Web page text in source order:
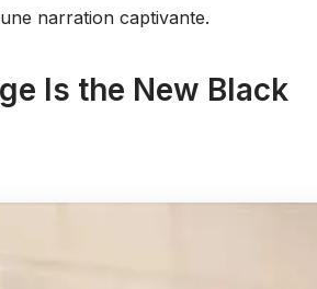
narration captivante.
Is the New Black